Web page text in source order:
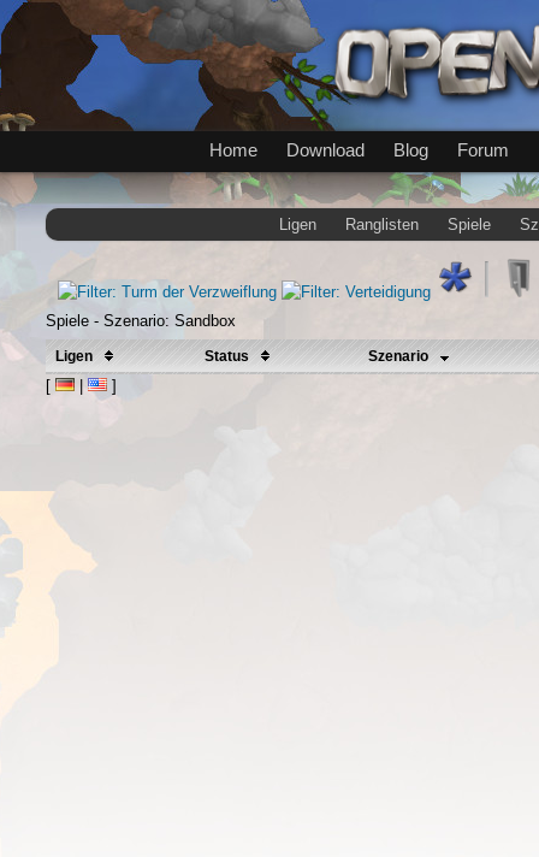
Home Download Blog Forum
Ligen Ranglisten Spiele
Spiele - Szenario: Sandbox
Ligen Status Szenario
[ | ]